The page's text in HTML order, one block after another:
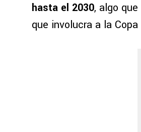
hasta el 2030, algo
que involucra a la